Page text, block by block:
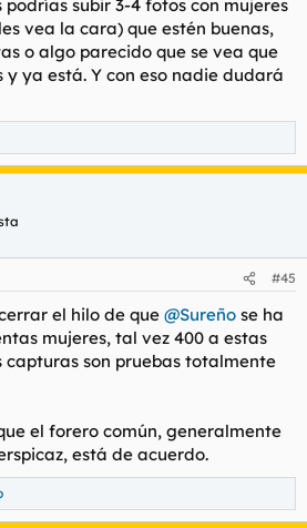
podrías subir 3-4 fotos con mujeres
vea la cara) que estén buenas,
o algo parecido que se vea que
y ya está. Y con eso nadie dudará
#45
el hilo de que @Sureño se ha
mujeres, tal vez 400 a estas
capturas son pruebas totalmente
el forero común, generalmente
está de acuerdo.